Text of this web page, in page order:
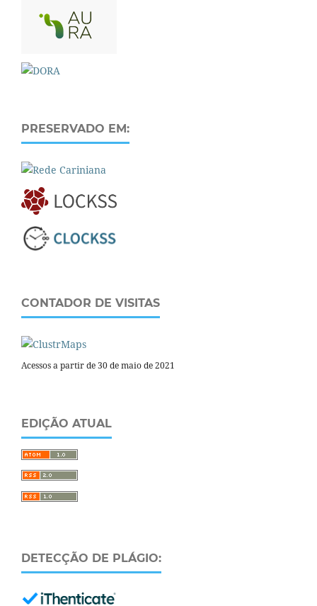
PRESERVADO EM:
CONTADOR DE VISITAS
Acessos a partir de 30 de maio de 2021
EDIÇÃO ATUAL
DETECÇÃO DE PLÁGIO: